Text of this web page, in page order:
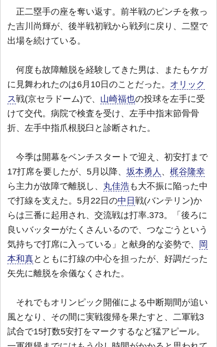
正二塁手の座を奪い返す。前半戦のピンチを救っ
た吉川尚輝が、後半戦初戦から戦列に戻り、二塁で
出場を続けている。
何度も故障離脱を経験してきた男は、またもケガ
に見舞われたのは6月10日のことだった。 オリック
ス戦(京セラドーム)で、 山崎福也の投球を左手に受
けて交代。病院で検査を受け、左手中指末節骨骨
折、左手中指爪根脱臼と診断された。
今季は開幕をベンチスタートで迎え、初安打まで
17打席を要したが、5月以降、 坂本勇人 、 梶谷隆幸
ら主力が故障で離脱し、 丸佳浩も大不振に陥った中
で打線を支えた。5月22日の中日戦(バンテリン)か
らは三番に起用され、交流戦は打率.373。「後ろに
良いバッターがたくさんいるので、つなごうという
気持ちで打席に入っている」と献身的な姿勢で、 岡
本和真とともに打線の中心を担ったが、好調だった
矢先に離脱を余儀なくされた。
それでもオリンピック開催による中断期間が追い
風となり、その間に実戦復帰を果たすと、二軍戦3
試合で15打数5安打をマークするなど猛アピール。